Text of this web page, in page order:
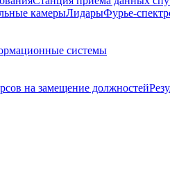
камерыЛидарыФурье-
системы
на замещение должностей